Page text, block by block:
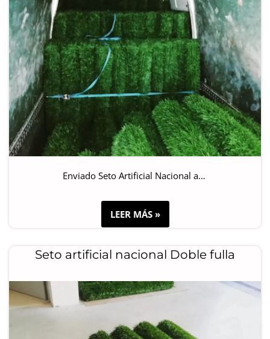
Enviado Seto Artificial Nacional a…
LEER MÁS »
Seto artificial nacional Doble fulla